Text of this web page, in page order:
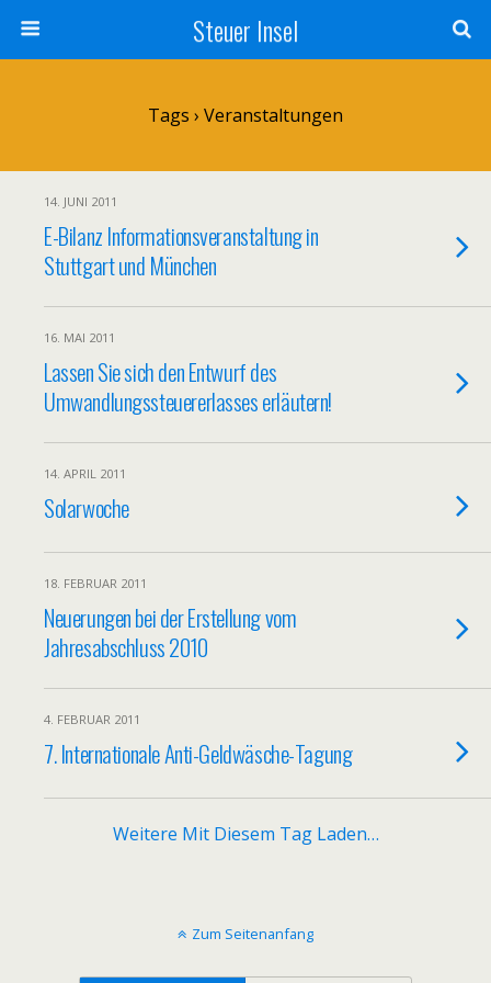
Steuer Insel
Tags › Veranstaltungen
14. JUNI 2011
E-Bilanz Informationsveranstaltung in
Stuttgart und München
16. MAI 2011
Lassen Sie sich den Entwurf des
Umwandlungssteuererlasses erläutern!
14. APRIL 2011
Solarwoche
18. FEBRUAR 2011
Neuerungen bei der Erstellung vom
Jahresabschluss 2010
4. FEBRUAR 2011
7. Internationale Anti-Geldwäsche-Tagung
Weitere Mit Diesem Tag Laden…
Zum Seitenanfang